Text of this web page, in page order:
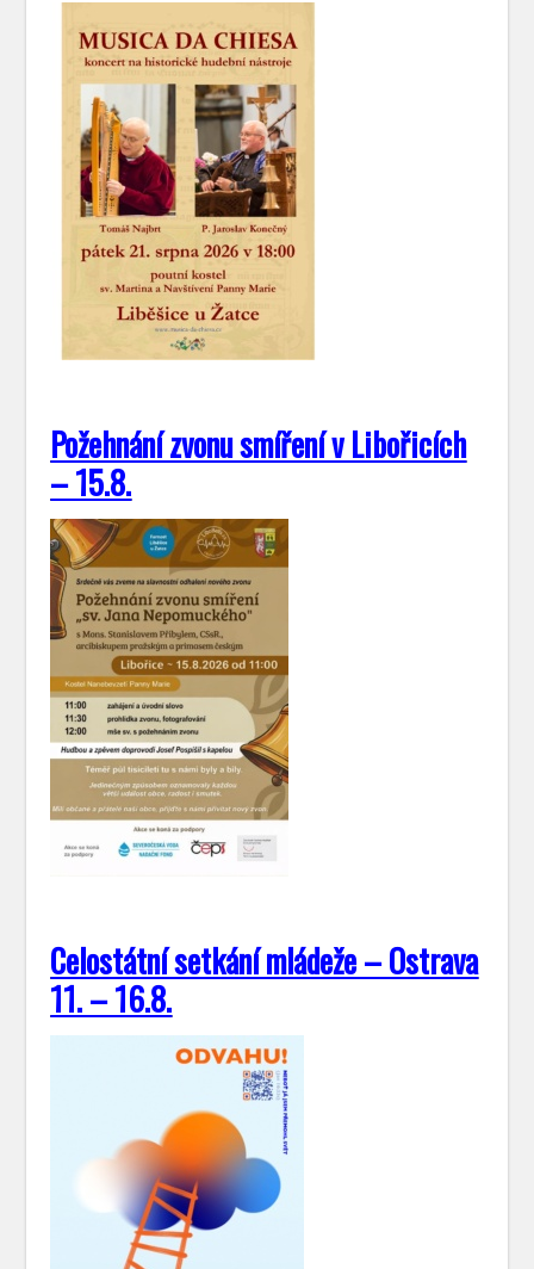
Požehnání zvonu smíření v Libořicích
– 15.8.
Celostátní setkání mládeže – Ostrava
11. – 16.8.